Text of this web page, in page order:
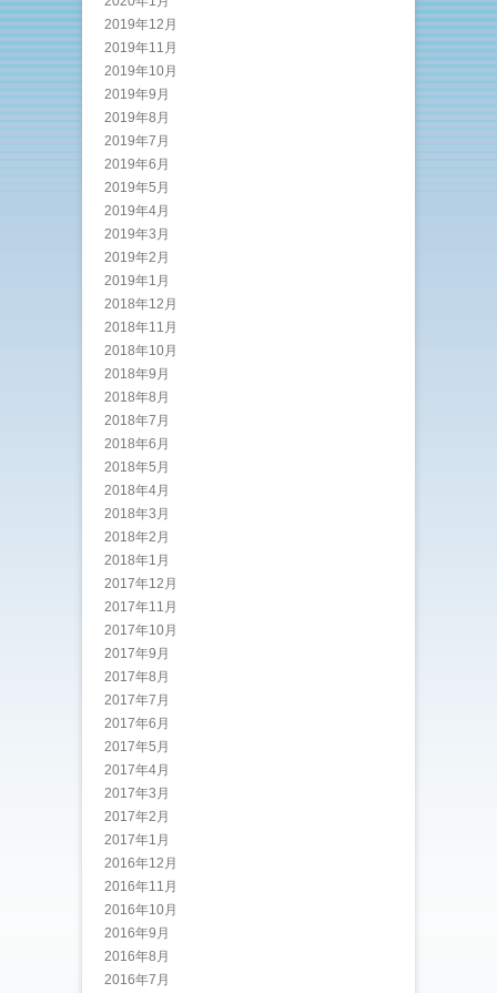
2019年12月
2019年11月
2019年10月
2019年9月
2019年8月
2019年7月
2019年6月
2019年5月
2019年4月
2019年3月
2019年2月
2019年1月
2018年12月
2018年11月
2018年10月
2018年9月
2018年8月
2018年7月
2018年6月
2018年5月
2018年4月
2018年3月
2018年2月
2018年1月
2017年12月
2017年11月
2017年10月
2017年9月
2017年8月
2017年7月
2017年6月
2017年5月
2017年4月
2017年3月
2017年2月
2017年1月
2016年12月
2016年11月
2016年10月
2016年9月
2016年8月
2016年7月